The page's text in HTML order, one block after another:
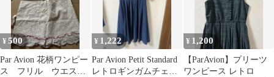
¥500
Par Avion 花柄ワンピー
ス フリル ウエスト
¥ 1,222
Par Avion Petit Standard
レトロギンガムチェッ
¥ 1,200
【ParAvion】プリーツ
ワンピース レトロ